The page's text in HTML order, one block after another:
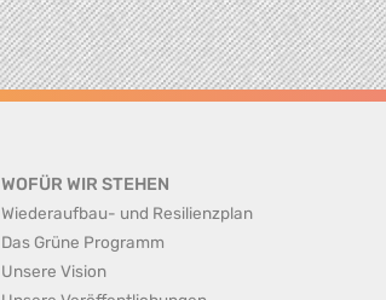
WOFÜR WIR STEHEN
Wiederaufbau- und Resilienzplan
Das Grüne Programm
Unsere Vision